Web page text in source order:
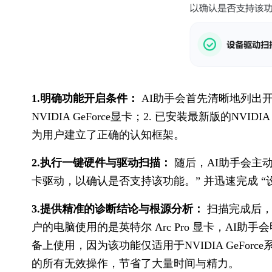
1.明确功能开启条件：
AI助手会首先清晰地列出
NVIDIA GeForce显卡；2. 已安装最新版的
为用户建立了正确的认知框架。
2.执行一键硬件与驱动扫描：
随后，AI助手会主
卡驱动，以确认是否支持该功能。” 并迅速完成 “
3.提供精准的诊断结论与根源分析： 扫描完成后
户的电脑使用的是英特尔 Arc Pro 显卡，AI助手
备上使用，因为该功能仅适用于NVIDIA
的所有无效操作，节省了大量时间与精力。